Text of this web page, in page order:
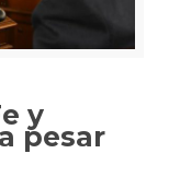
y
pesar